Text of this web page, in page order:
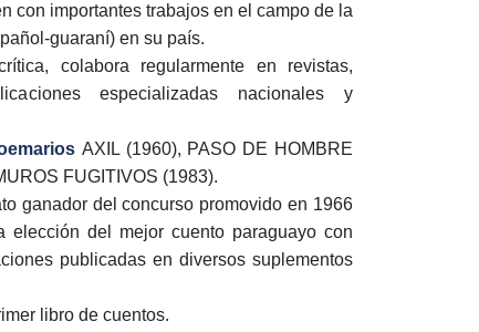
con importantes trabajos en el campo de la
guaraní) en su país.
colabora regularmente en revistas,
especializadas nacionales y
AXIL (1960), PASO DE HOMBRE
FUGITIVOS (1983).
ganador del concurso promovido en 1966
del mejor cuento paraguayo con
publicadas en diversos suplementos
libro de cuentos.